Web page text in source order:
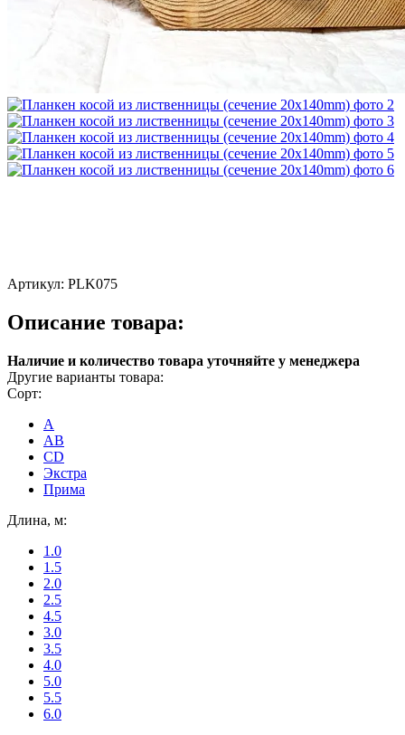
Артикул: PLK075
Описание товара:
Наличие и количество товара уточняйте у менеджера
Другие варианты товара:
Сорт:
A
AB
CD
Экстра
Прима
Длина, м:
1.0
1.5
2.0
2.5
4.5
3.0
3.5
4.0
5.0
5.5
6.0